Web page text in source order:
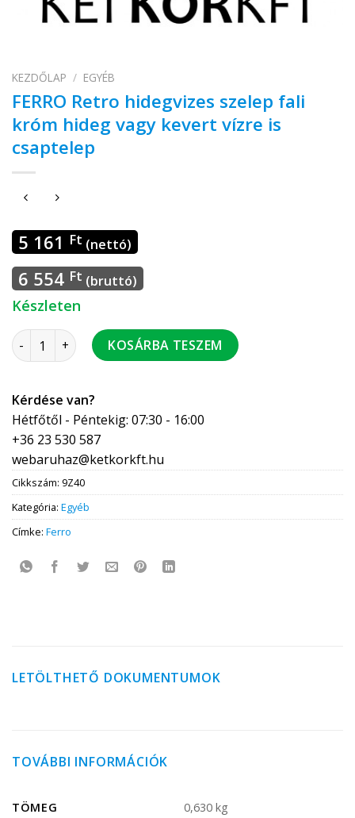
KEZDŐLAP / EGYÉB
FERRO Retro hidegvizes szelep fali
króm hideg vagy kevert vízre is
csaptelep
5 161 Ft (nettó)
6 554 Ft (bruttó)
Készleten
FERRO Retro hidegvizes szelep fali króm hideg vagy kevert
KOSÁRBA TESZEM
Kérdése van?
Hétfőtől - Péntekig: 07:30 - 16:00
+36 23 530 587
webaruhaz@ketkorkft.hu
Cikkszám: 9Z40
Kategória: Egyéb
Címke: Ferro
LETÖLTHETŐ DOKUMENTUMOK
TOVÁBBI INFORMÁCIÓK
TÖMEG 0,630 kg